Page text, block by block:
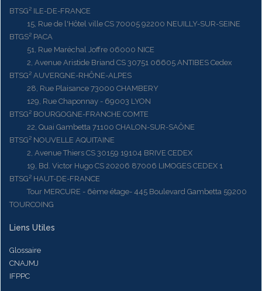
BTSG² ILE-DE-FRANCE
15, Rue de l'Hôtel ville CS 70005 92200 NEUILLY-SUR-SEINE
BTGS² PACA
51, Rue Maréchal Joffre 06000 NICE
2, Avenue Aristide Briand CS 30751 06605 ANTIBES Cedex
BTSG² AUVERGNE-RHÔNE-ALPES
28, Rue Plaisance 73000 CHAMBERY
129, Rue Chaponnay - 69003 LYON
BTSG² BOURGOGNE-FRANCHE COMTE
22, Quai Gambetta 71100 CHALON-SUR-SAÔNE
BTSG² NOUVELLE AQUITAINE
2, Avenue Thiers CS 30159 19104 BRIVE CEDEX
19, Bd. Victor Hugo CS 20206 87006 LIMOGES CEDEX 1
BTSG² HAUT-DE-FRANCE
Tour MERCURE - 6ème étage- 445 Boulevard Gambetta 59200
TOURCOING
Liens Utiles
Glossaire
CNAJMJ
IFPPC